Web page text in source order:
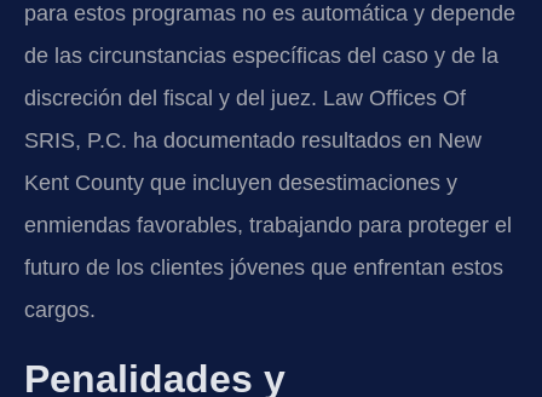
para estos programas no es automática y depende
de las circunstancias específicas del caso y de la
discreción del fiscal y del juez. Law Offices Of
SRIS, P.C. ha documentado resultados en New
Kent County que incluyen desestimaciones y
enmiendas favorables, trabajando para proteger el
futuro de los clientes jóvenes que enfrentan estos
cargos.
Penalidades y